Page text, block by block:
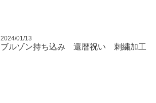
2024/01/13
ブルゾン持ち込み 還暦祝い 刺繍加工